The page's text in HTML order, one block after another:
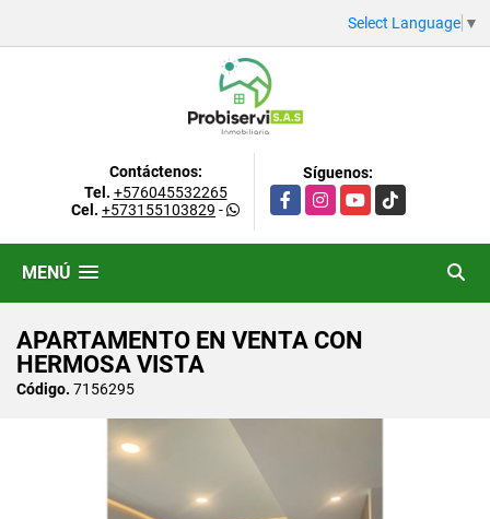
Select Language ▼
Contáctenos:
Tel. +576045532265
Cel. +573155103829 -
Síguenos:
FacebookInstagramYouTubeTikTok
MENÚ
APARTAMENTO EN VENTA CON
HERMOSA VISTA
Código. 7156295